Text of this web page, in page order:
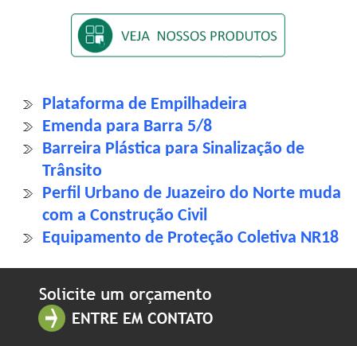
Plataforma de Empilhadeira
Emenda para Barra 5/8
Barreira Plástica para Sinalização de
Trânsito
Perfil Urbano de Juazeiro do Norte muda
com a Construção Civil
Equipamento de Proteção Coletiva NR18